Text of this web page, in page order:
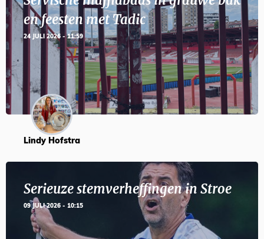
en feesten met Tadic
24 JULI 2026 - 11:59
Lindy Hofstra
Serieuze stemverheffingen in Stroe
09 JULI 2026 - 10:15